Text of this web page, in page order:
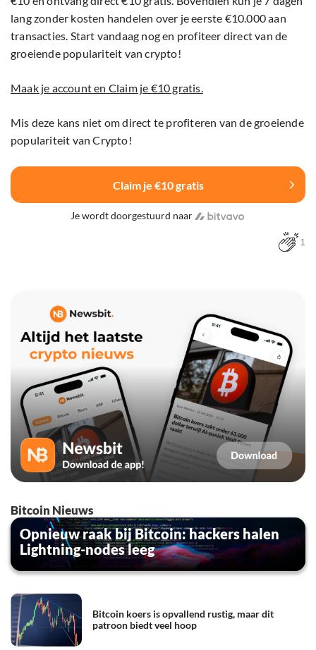
lang zonder kosten handelen over je eerste €10.000 aan
transacties. Start vandaag nog en profiteer direct van de
groeiende populariteit van crypto!
Maak je account en Claim je €10 gratis.
Mis deze kans niet om direct te profiteren van de groeiende
populariteit van Crypto!
Claim je €10 gratis
Je wordt doorgestuurd naar
1
Bitcoin Nieuws
Opnieuw raak bij Bitcoin: hackers halen
Lightning-nodes leeg
Bitcoin koers is opvallend rustig, maar dit
patroon biedt veel hoop